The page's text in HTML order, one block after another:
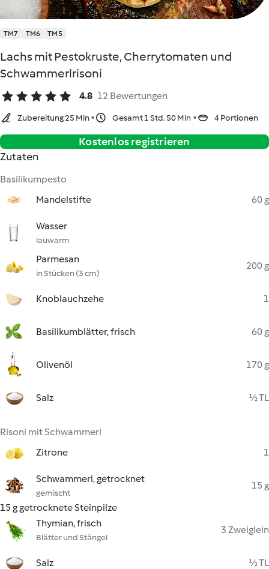
TM7 TM6 TM5
Lachs mit Pestokruste, Cherrytomaten und
Schwammerlrisoni
4.8 12 Bewertungen
Zubereitung 25 Min Gesamt 1 Std. 50 Min 4 Portionen
Kostenlos registrieren
Zutaten
Basilikumpesto
Mandelstifte
60 g
Wasser
lauwarm
Parmesan
in Stücken (3 cm)
200 g
Knoblauchzehe 1
Basilikumblätter, frisch 60 g
Olivenöl 170 g
Salz ½ TL
Risoni mit Schwammerl
Zitrone
1
Schwammerl, getrocknet
gemischt
15 g
15 g getrocknete Steinpilze
Thymian, frisch
Blätter und Stängel
3 Zweiglein
Salz ½ TL